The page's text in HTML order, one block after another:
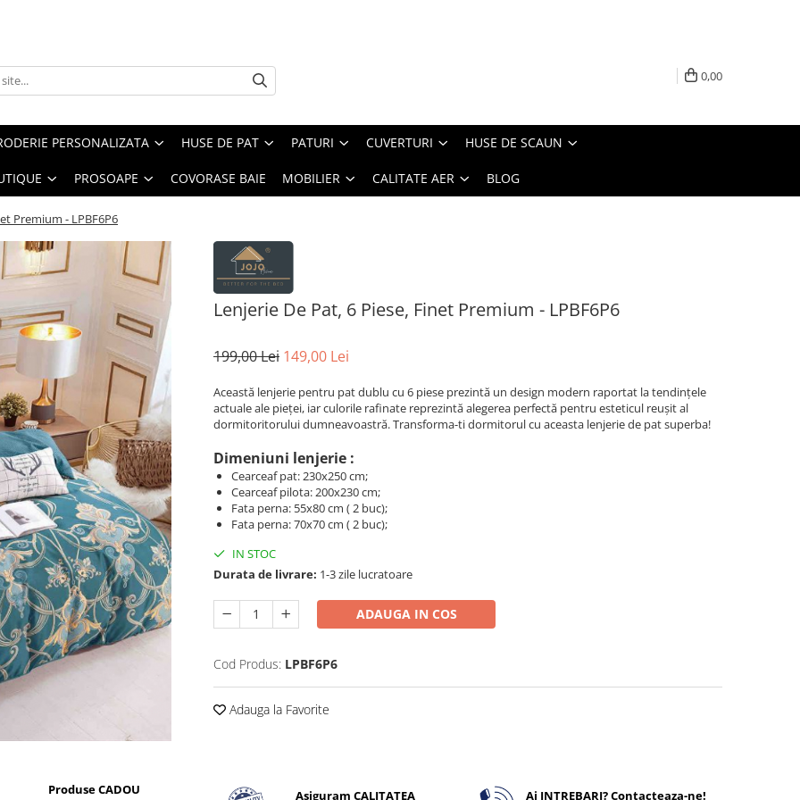
0,00
PERSONALIZATA HUSE DE PAT PATURI CUVERTURI HUSE DE SCAUN
PROSOAPE COVORASE BAIE MOBILIER CALITATE AER BLOG
Premium - LPBF6P6
Lenjerie De Pat, 6 Piese, Finet Premium - LPBF6P6
199,00 Lei 149,00 Lei
Această lenjerie pentru pat dublu cu 6 piese prezintă un design modern raportat la tendințele
actuale ale pieței, iar culorile rafinate reprezintă alegerea perfectă pentru esteticul reușit al
dormitoritorului dumneavoastră. Transforma-ti dormitorul cu aceasta lenjerie de pat superba!
Dimeniuni lenjerie :
Cearceaf pat: 230x250 cm;
Cearceaf pilota: 200x230 cm;
Fata perna: 55x80 cm ( 2 buc);
Fata perna: 70x70 cm ( 2 buc);
IN STOC
Durata de livrare: 1-3 zile lucratoare
ADAUGA IN COS
Cod Produs: LPBF6P6
Adauga la Favorite
Produse CADOU Asiguram CALITATEA Ai INTREBARI? Contacteaza-ne!